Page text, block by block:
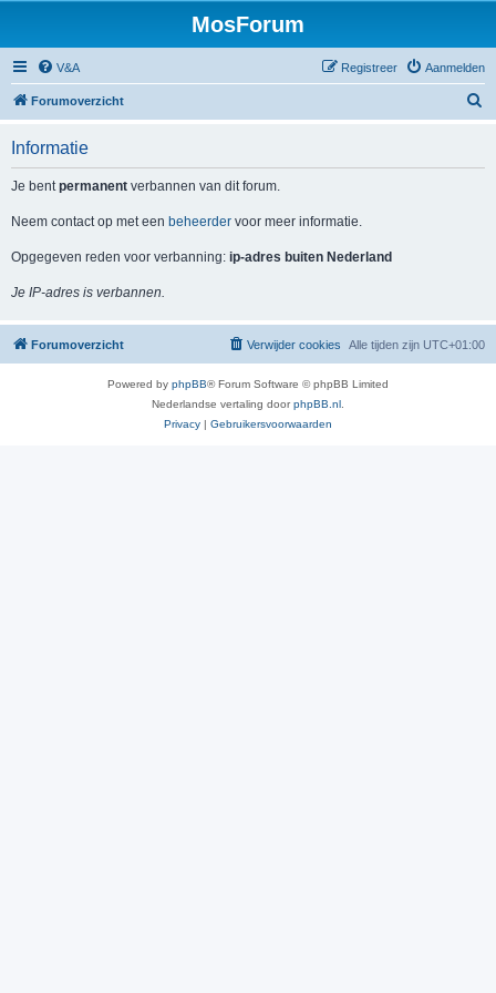
MosForum
V&A Aanmelden
Registreer
Forumoverzicht
Informatie
Je bentpermanent verbannen van dit forum.
Neem contact op met een beheerder voor meer informatie.
Opgegeven reden voor verbanning: ip-adres buiten Nederland
Je IP-adres is verbannen.
Forumoverzicht Alle tijden zijn UTC+01:00
Verwijder cookies
Powered by phpBB® Forum Software © phpBB Limited
Nederlandse vertaling doorphpBB.nl
Privacy | Gebruikersvoorwaarden